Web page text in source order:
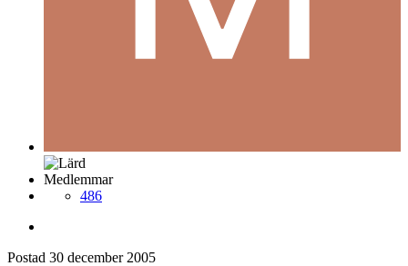
Medlemmar
486
Postad 30 december 2005